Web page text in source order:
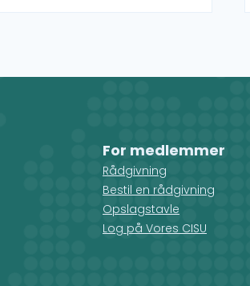
For medlemmer
Rådgivning
Bestil en rådgivning
Opslagstavle
Log på Vores CISU